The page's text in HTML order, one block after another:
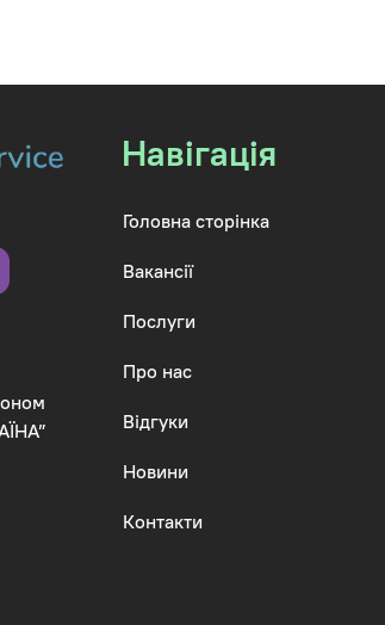
Навігація
Головна сторінка
Вакансії
Послуги
Про нас
Відгуки
Новини
Контакти